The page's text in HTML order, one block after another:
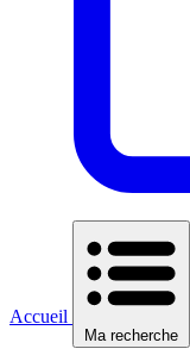
Accueil
Ma recherche